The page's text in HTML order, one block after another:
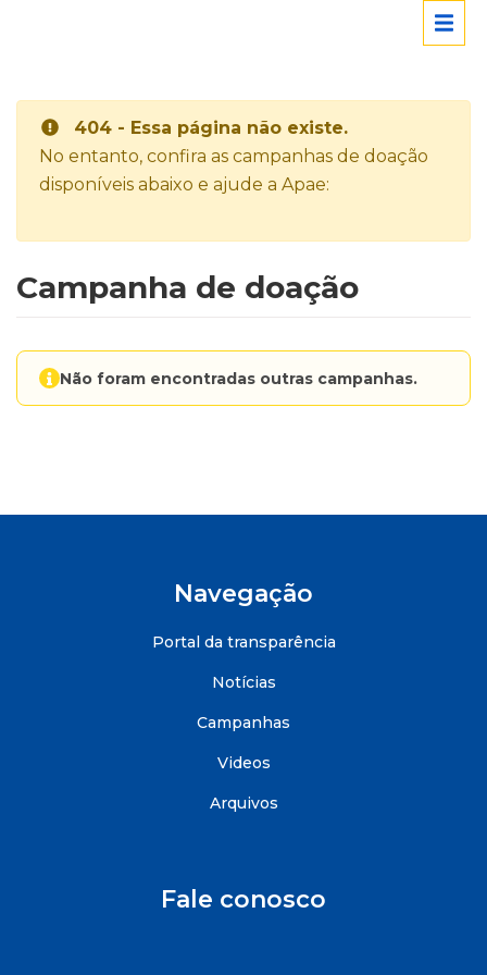
404 - Essa página não existe.
No entanto, confira as campanhas de doação
disponíveis abaixo e ajude a Apae:
Campanha de doação
Não foram encontradas outras campanhas.
Navegação
Portal da transparência
Notícias
Campanhas
Videos
Arquivos
Fale conosco